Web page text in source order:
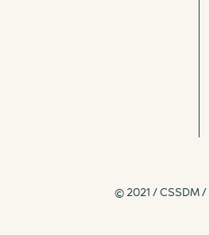
© 2021 / CSSDM /